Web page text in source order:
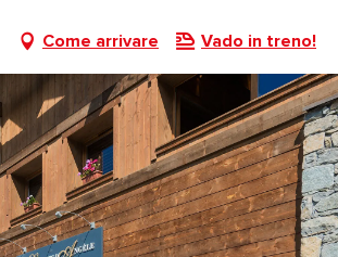
Come arrivare Vado in treno!